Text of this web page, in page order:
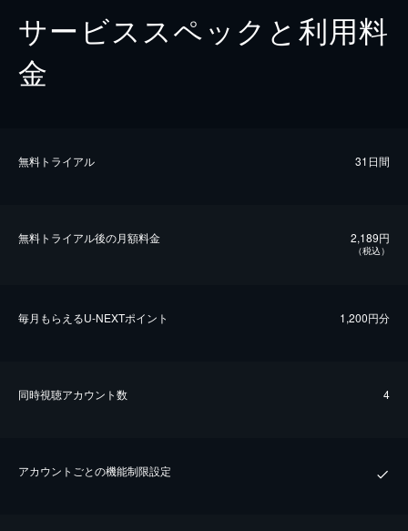
サービススペックと利用料
金
無料トライアル 31日間
無料トライアル後の⽉額料金 2,189円
（税込）
毎⽉もらえるU-NEXTポイント 1,200円分
同時視聴アカウント数 4
アカウントごとの機能制限設定